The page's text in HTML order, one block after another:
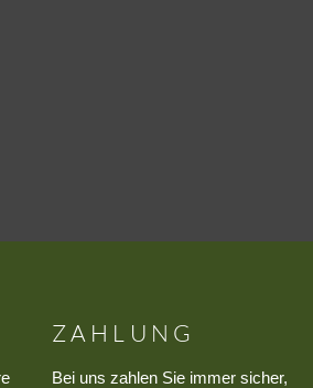
ZAHLUNG
Bei uns zahlen Sie immer sicher,